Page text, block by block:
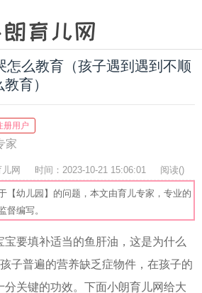
怎么教育（孩子遇到遇到不顺
育）
册用户
家
网 时间：2023-10-21 15:06:01 阅读()
爆【幼儿园】的问题，本文由育儿专家，专业的
督编写。
宝要填补适当的鱼肝油，这是为什么
子普遍的营养缺乏症物件，在孩子的
分关键的功效。下面小朗育儿网给大